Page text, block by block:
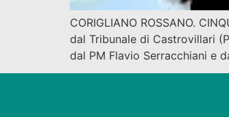
CORIGLIANO ROSSANO.
dal Tribunale di Castrovillari
dal PM Flavio Serracchiani e